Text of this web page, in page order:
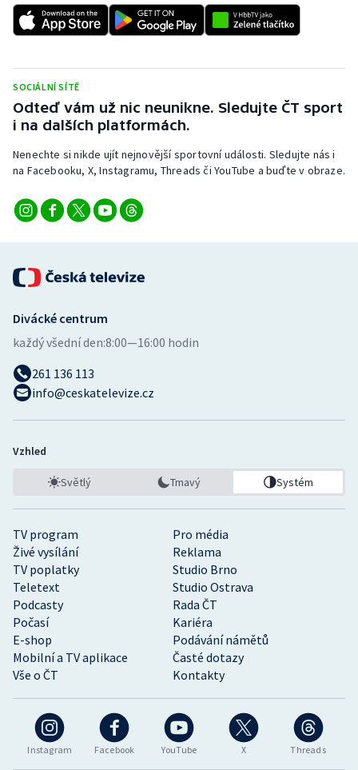
Sportovní střelba
Stolní tenis
Triatlon
Vodní slalom
Volejbal
SOCIÁLNÍ SÍTĚ
Odteď vám už nic neunikne. Sledujte ČT sport
i na dalších platformách.
Nenechte si nikde ujít nejnovější sportovní události. Sledujte nás i
na Facebooku, X, Instagramu, Threads či YouTube a buďte v obraze.
Instagram Facebook YouTube X Threads
TV program
Pro média
Živé vysílání
Reklama
TV poplatky
Studio Brno
Teletext
Studio Ostrava
Podcasty
Rada ČT
Počasí
Kariéra
E-shop
Podávání námětů
Mobilní a TV aplikace
Časté dotazy
Vše o ČT
Kontakty
Divácké centrum
každý všední den:8:00—16:00 hodin
261 136 113
info@ceskatelevize.cz
Vzhled
Světlý Tmavý Systém